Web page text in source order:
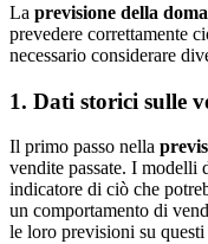
La previsione della
prevedere correttamente
necessario considerare
1. Dati storici sulle
Il primo passo nella
vendite passate. I modelli
indicatore di ciò che
un comportamento di
le loro previsioni su questi